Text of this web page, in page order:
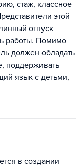
стаж, классное
этой
отпуск
работы. Помимо
должен обладать
поддерживать
язык с детьми,
в создании